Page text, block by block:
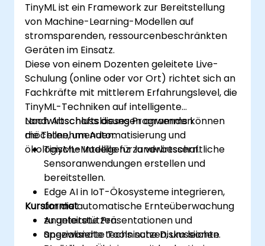
TinyML ist ein Framework zur Bereitstellung
von Machine-Learning-Modellen auf
stromsparenden, ressourcenbeschränkten
Geräten im Einsatz.
Diese von einem Dozenten geleitete Live-
Schulung (online oder vor Ort) richtet sich an
Fachkräfte mit mittlerem Erfahrungslevel, die
TinyML-Techniken auf intelligente
Landwirtschaftslösungen anwenden
möchten, um Automatisierung und
ökologische Intelligenz zu verbessern.
Nach Abschluss dieses Programms können
die Teilnehmenden:
TinyML-Modelle für landwirtschaftliche
Sensoranwendungen erstellen und
bereitstellen.
Edge AI in IoT-Ökosysteme integrieren,
um die automatische Ernteüberwachung
zu unterstützen.
Spezialisierte Tools nutzen, um leichte
Kursformat
Angeleitete Präsentationen und
angewandte technische Diskussionen.